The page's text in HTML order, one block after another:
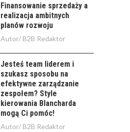
Finansowanie sprzedaży a
realizacja ambitnych
planów rozwoju
Autor/ B2B Redaktor
Jesteś team liderem i
szukasz sposobu na
efektywne zarządzanie
zespołem? Style
kierowania Blancharda
mogą Ci pomóc!
Autor/ B2B Redaktor